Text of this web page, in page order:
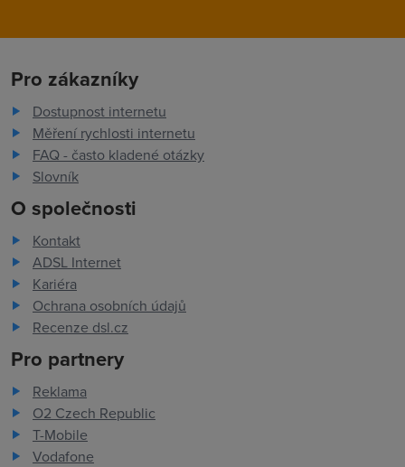
Pro zákazníky
Dostupnost internetu
Měření rychlosti internetu
FAQ - často kladené otázky
Slovník
O společnosti
Kontakt
ADSL Internet
Kariéra
Ochrana osobních údajů
Recenze dsl.cz
Pro partnery
Reklama
O2 Czech Republic
T-Mobile
Vodafone